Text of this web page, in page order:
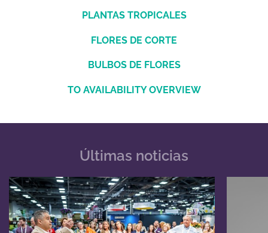
PLANTAS TROPICALES
FLORES DE CORTE
BULBOS DE FLORES
TO AVAILABILITY OVERVIEW
Últimas noticias